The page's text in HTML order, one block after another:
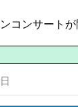
コンサート